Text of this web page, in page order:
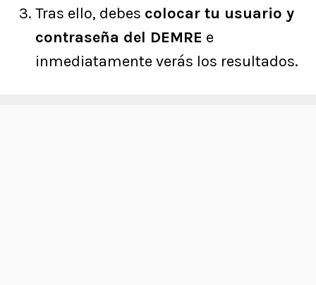
Tras ello, debes colocar tu usuario y
contraseña del DEMRE e
inmediatamente verás los resultados.